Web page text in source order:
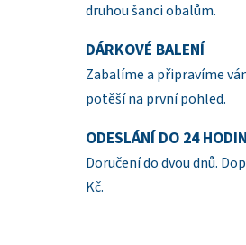
druhou šanci obalům.
DÁRKOVÉ BALENÍ
Zabalíme a připravíme
potěší na první pohled.
ODESLÁNÍ DO 24 HODIN
Doručení do dvou dnů.
Kč.